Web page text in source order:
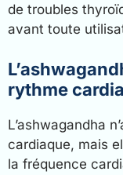
de troubles
avant toute
rythme
L’ashwagandha
cardiaque, mais
la fréquence